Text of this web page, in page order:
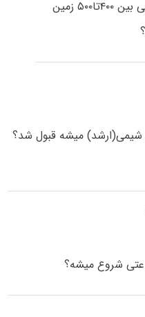
سلام کسی میدونه با رتبه هایی بین ۴۰۰تا۵۰۰ زمین
شروع میشه؟